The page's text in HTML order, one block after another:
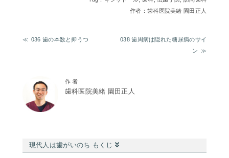
作者：歯科医院美緒 園田正人
036 歯の本数と抑うつ
038 歯周病は隠れた糖尿病のサイ
ン
作 者
歯科医院美緒 園田正人
現代人は歯がいのち もくじ